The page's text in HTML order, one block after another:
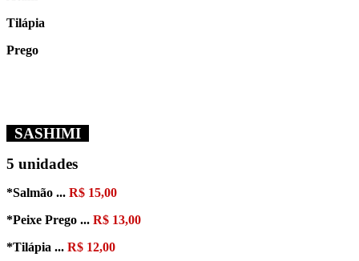
Tilápia
Prego
SASHIMI
5 unidades
*Salmão ... R$ 15,00
*Peixe Prego ... R$ 13,00
*Tilápia ... R$ 12,00